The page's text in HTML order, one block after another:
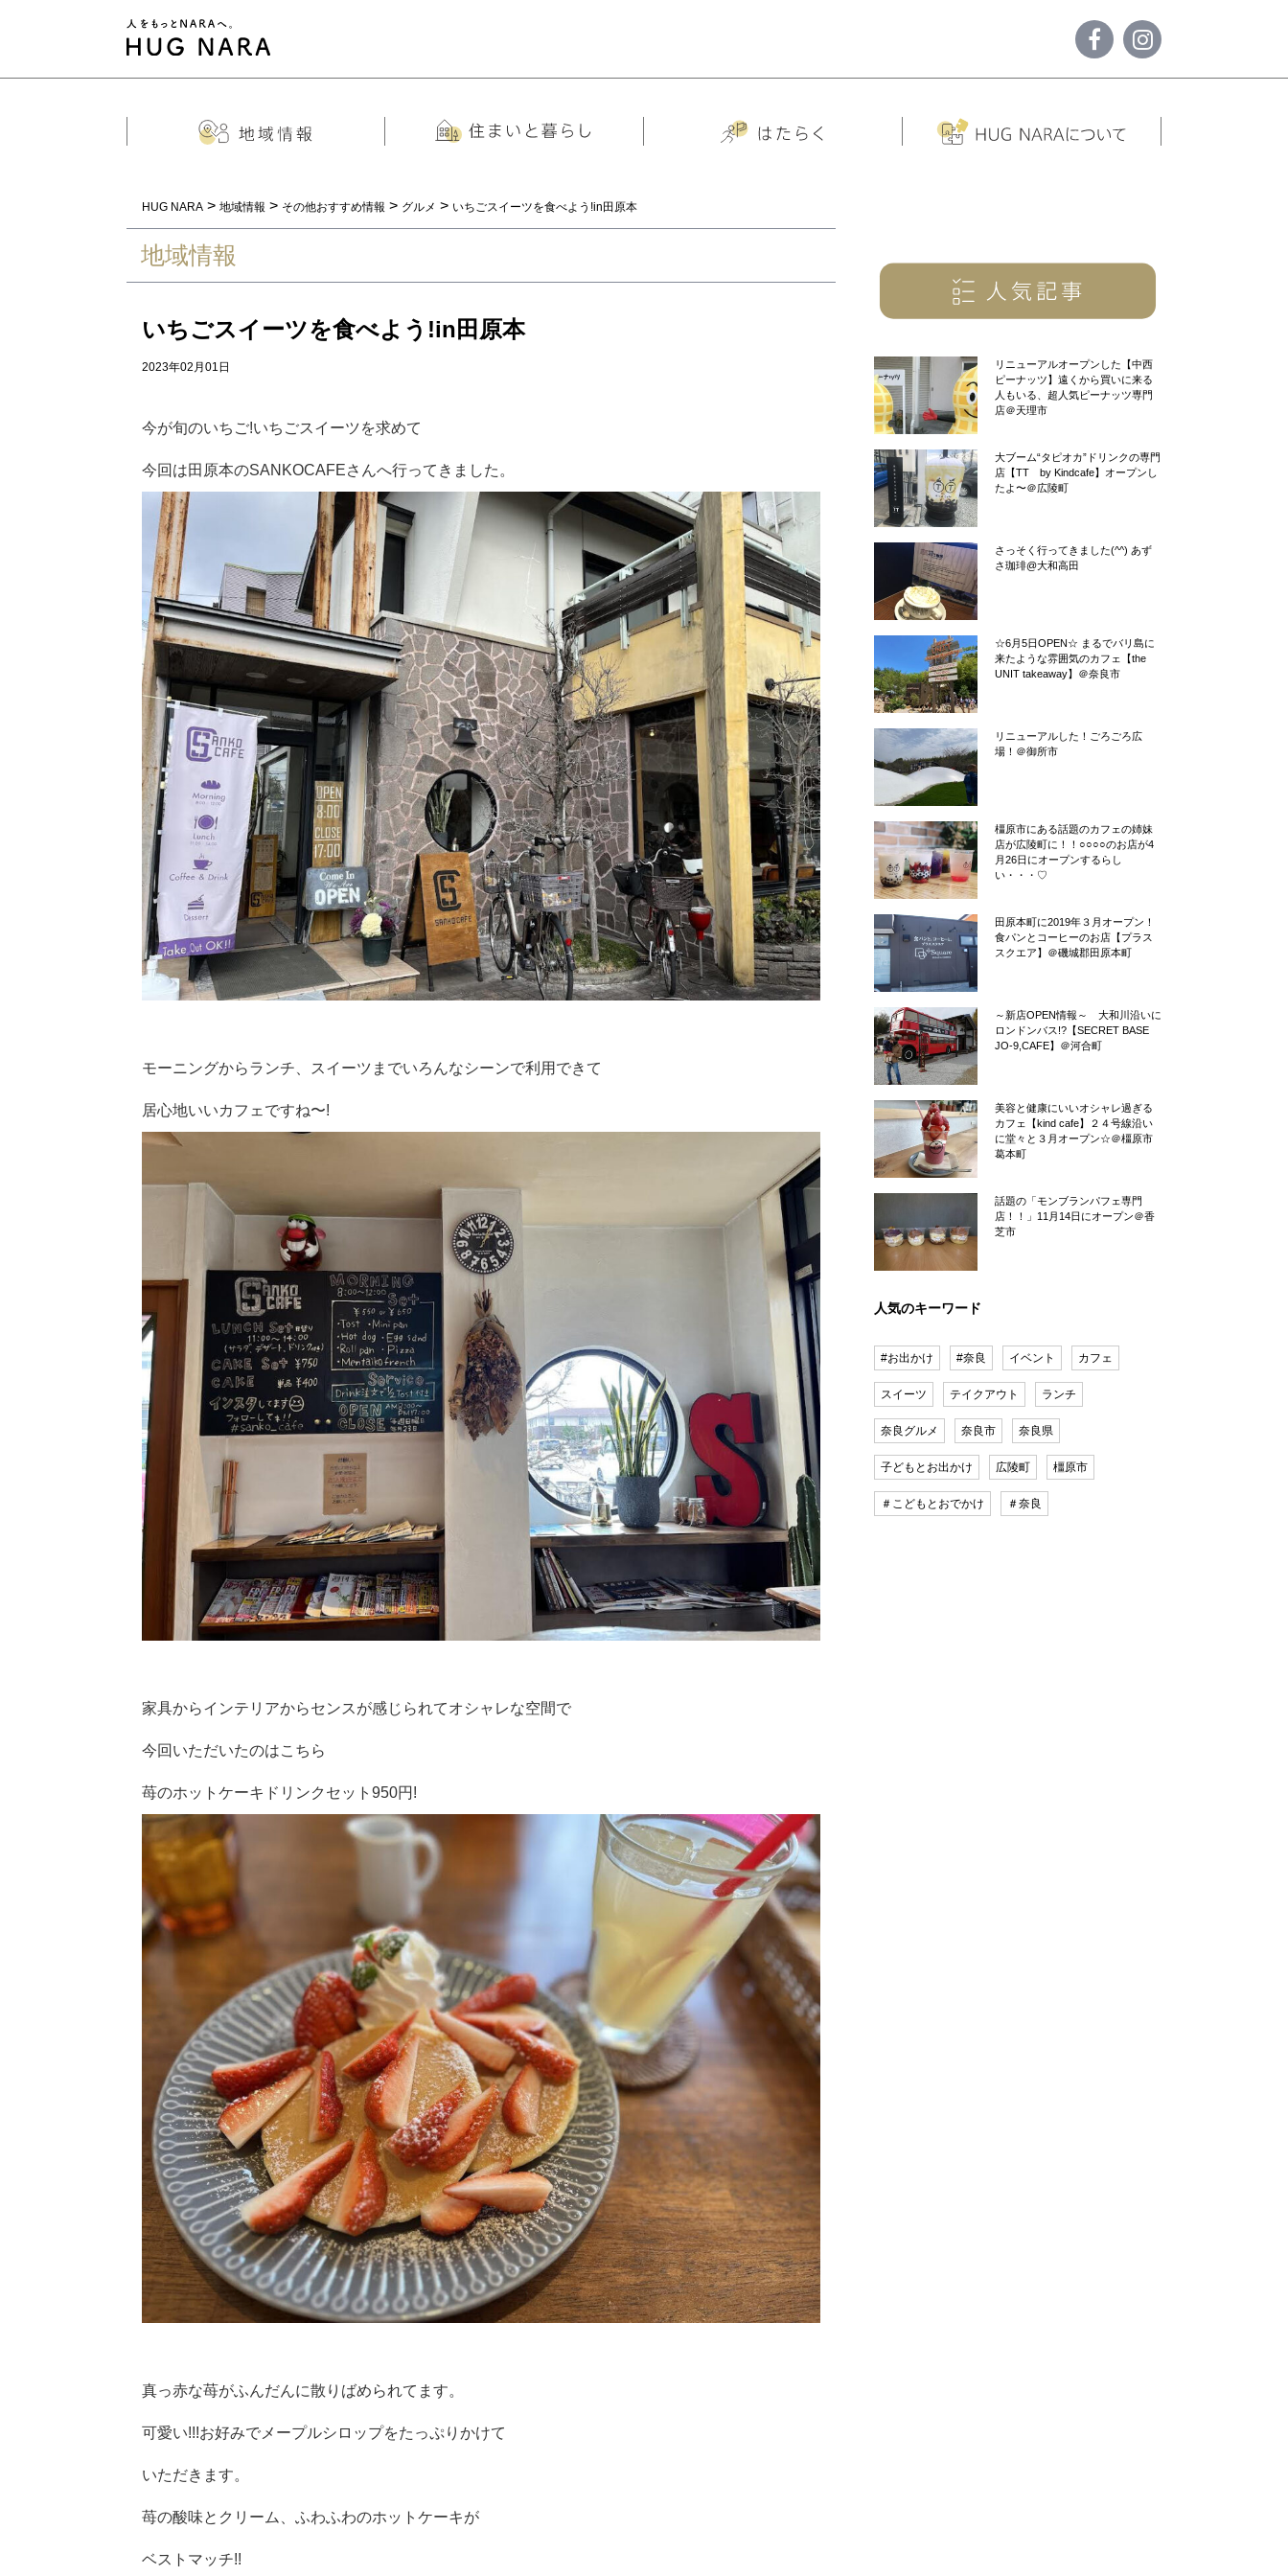
HUG NARA > 地域情報 > その他おすすめ情報 > グルメ > いちごスイーツを食べよう!in田原本
地域情報
いちごスイーツを食べよう!in田原本
2023年02月01日
今が旬のいちご!いちごスイーツを求めて
今回は田原本のSANKOCAFEさんへ行ってきました。
モーニングからランチ、スイーツまでいろんなシーンで利用できて
居心地いいカフェですね〜!
家具からインテリアからセンスが感じられてオシャレな空間で
今回いただいたのはこちら
苺のホットケーキドリンクセット950円!
真っ赤な苺がふんだんに散りばめられてます。
可愛い!!!お好みでメープルシロップをたっぷりかけて
いただきます。
苺の酸味とクリーム、ふわふわのホットケーキが
ベストマッチ!!
リニューアルオープンした【中西
ピーナッツ】遠くから買いに来る
人もいる、超人気ピーナッツ専門
店＠天理市
大ブーム“タピオカ”ドリンクの専門
店【TT by Kindcafe】オープンし
たよ〜＠広陵町
さっそく行ってきました(^^) あず
さ珈琲@大和高田
☆6月5日OPEN☆ まるでバリ島に
来たような雰囲気のカフェ【the
UNIT takeaway】＠奈良市
リニューアルした！ごろごろ広
場！＠御所市
橿原市にある話題のカフェの姉妹
店が広陵町に！！○○○○のお店が4
月26日にオープンするらし
い・・・♡
田原本町に2019年３月オープン！
食パンとコーヒーのお店【プラス
スクエア】＠磯城郡田原本町
～新店OPEN情報～ 大和川沿いに
ロンドンバス!?【SECRET BASE
JO-9,CAFE】＠河合町
美容と健康にいいオシャレ過ぎる
カフェ【kind cafe】２４号線沿い
に堂々と３月オープン☆＠橿原市
葛本町
話題の「モンブランパフェ専門
店！！」11月14日にオープン＠香
芝市
人気のキーワード
#お出かけ #奈良 イベント カフェ
スイーツ テイクアウト ランチ
奈良グルメ 奈良市 奈良県
子どもとお出かけ 広陵町 橿原市
＃こどもとおでかけ ＃奈良